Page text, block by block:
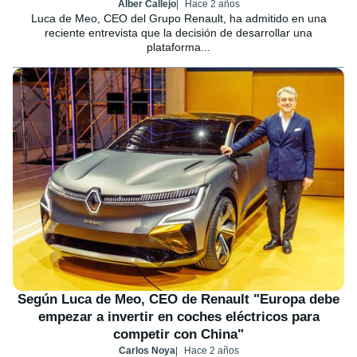
Alber Callejo Hace 2 años
Luca de Meo, CEO del Grupo Renault, ha admitido en una
reciente entrevista que la decisión de desarrollar una
plataforma...
Según Luca de Meo, CEO de Renault "Europa debe
empezar a invertir en coches eléctricos para
competir con China"
Carlos Noya Hace 2 años